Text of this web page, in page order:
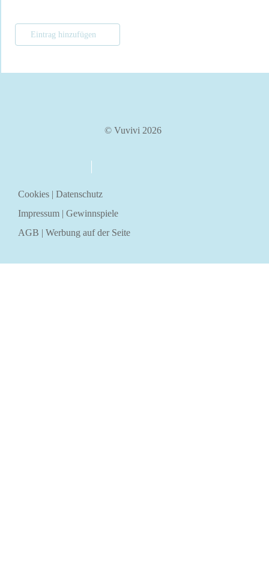
Eintrag hinzufügen
© Vuvivi 2026
Cookies | Datenschutz
Impressum | Gewinnspiele
AGB | Werbung auf der Seite